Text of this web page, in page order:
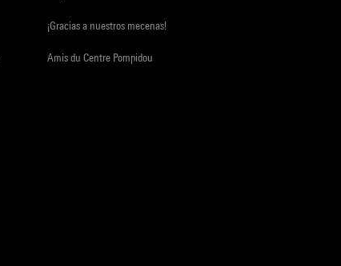
¡Gracias a nuestros mecenas!
Amis du Centre Pompidou